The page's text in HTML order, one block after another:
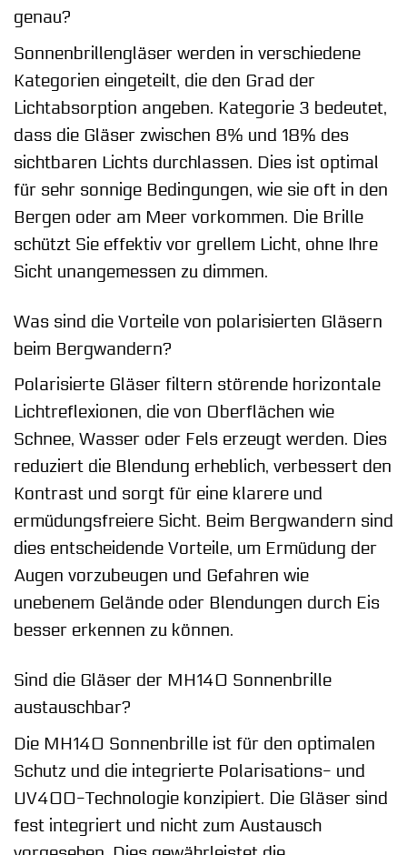
genau?
Sonnenbrillengläser werden in verschiedene
Kategorien eingeteilt, die den Grad der
Lichtabsorption angeben. Kategorie 3 bedeutet,
dass die Gläser zwischen 8% und 18% des
sichtbaren Lichts durchlassen. Dies ist optimal
für sehr sonnige Bedingungen, wie sie oft in den
Bergen oder am Meer vorkommen. Die Brille
schützt Sie effektiv vor grellem Licht, ohne Ihre
Sicht unangemessen zu dimmen.
Was sind die Vorteile von polarisierten Gläsern
beim Bergwandern?
Polarisierte Gläser filtern störende horizontale
Lichtreflexionen, die von Oberflächen wie
Schnee, Wasser oder Fels erzeugt werden. Dies
reduziert die Blendung erheblich, verbessert den
Kontrast und sorgt für eine klarere und
ermüdungsfreiere Sicht. Beim Bergwandern sind
dies entscheidende Vorteile, um Ermüdung der
Augen vorzubeugen und Gefahren wie
unebenem Gelände oder Blendungen durch Eis
besser erkennen zu können.
Sind die Gläser der MH140 Sonnenbrille
austauschbar?
Die MH140 Sonnenbrille ist für den optimalen
Schutz und die integrierte Polarisations- und
UV400-Technologie konzipiert. Die Gläser sind
fest integriert und nicht zum Austausch